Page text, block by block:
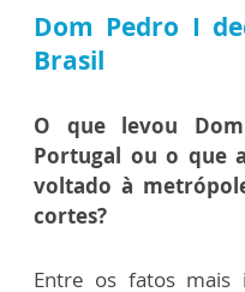
Dom Pedro I
Brasil
O que levou
Portugal ou o que
voltado à
cortes?
Entre os fatos mais